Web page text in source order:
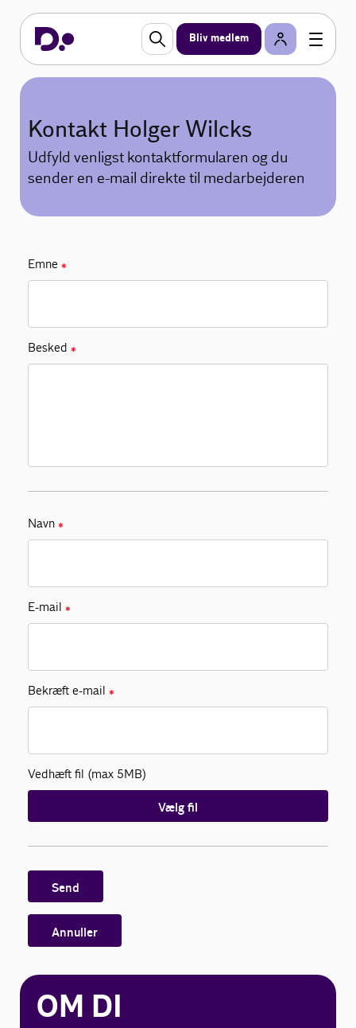
Bliv medlem
Kontakt Holger Wilcks
Udfyld venligst kontaktformularen og du
sender en e-mail direkte til medarbejderen
Emne ✱
Besked ✱
Navn ✱
E-mail ✱
Bekræft e-mail ✱
Vedhæft fil (max 5MB)
Vælg fil
Send
Annuller
OM DI